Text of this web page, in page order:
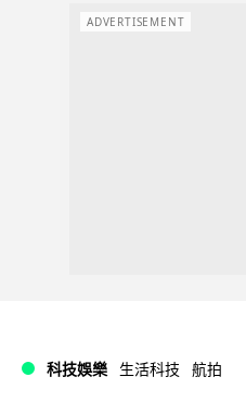
ADVERTISEMENT
科技娛樂 生活科技 航拍